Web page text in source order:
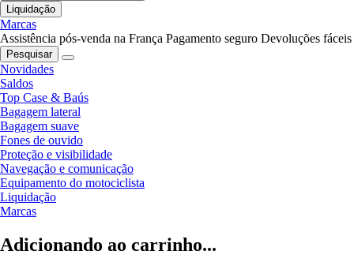
Liquidação
Marcas
Assistência pós-venda na França Pagamento seguro Devoluções fáceis
Pesquisar
Novidades
Saldos
Top Case & Baús
Bagagem lateral
Bagagem suave
Fones de ouvido
Proteção e visibilidade
Navegação e comunicação
Equipamento do motociclista
Liquidação
Marcas
Adicionando ao carrinho...